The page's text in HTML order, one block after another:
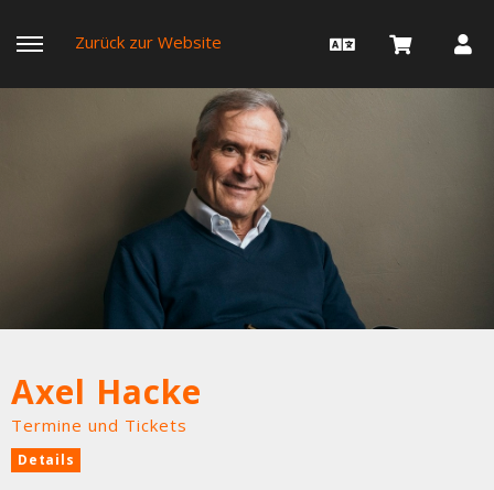
Zurück zur Website
Axel Hacke
Termine und Tickets
Details